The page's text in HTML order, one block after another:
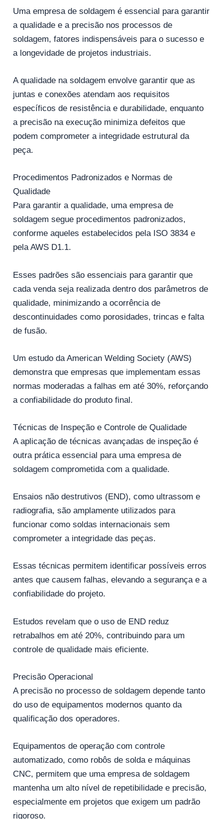
Uma empresa de soldagem é essencial para garantir
a qualidade e a precisão nos processos de
soldagem, fatores indispensáveis ​​para o sucesso e
a longevidade de projetos industriais.
A qualidade na soldagem envolve garantir que as
juntas e conexões atendam aos requisitos
específicos de resistência e durabilidade, enquanto
a precisão na execução minimiza defeitos que
podem comprometer a integridade estrutural da
peça.
Procedimentos Padronizados e Normas de
Qualidade
Para garantir a qualidade, uma empresa de
soldagem segue procedimentos padronizados,
conforme aqueles estabelecidos pela ISO 3834 e
pela AWS D1.1.
Esses padrões são essenciais para garantir que
cada venda seja realizada dentro dos parâmetros de
qualidade, minimizando a ocorrência de
descontinuidades como porosidades, trincas e falta
de fusão.
Um estudo da American Welding Society (AWS)
demonstra que empresas que implementam essas
normas moderadas a falhas em até 30%, reforçando
a confiabilidade do produto final.
Técnicas de Inspeção e Controle de Qualidade
A aplicação de técnicas avançadas de inspeção é
outra prática essencial para uma empresa de
soldagem comprometida com a qualidade.
Ensaios não destrutivos (END), como ultrassom e
radiografia, são amplamente utilizados para
funcionar como soldas internacionais sem
comprometer a integridade das peças.
Essas técnicas permitem identificar possíveis erros
antes que causem falhas, elevando a segurança e a
confiabilidade do projeto.
Estudos revelam que o uso de END reduz
retrabalhos em até 20%, contribuindo para um
controle de qualidade mais eficiente.
Precisão Operacional
A precisão no processo de soldagem depende tanto
do uso de equipamentos modernos quanto da
qualificação dos operadores.
Equipamentos de operação com controle
automatizado, como robôs de solda e máquinas
CNC, permitem que uma empresa de soldagem
mantenha um alto nível de repetibilidade e precisão,
especialmente em projetos que exigem um padrão
rigoroso.